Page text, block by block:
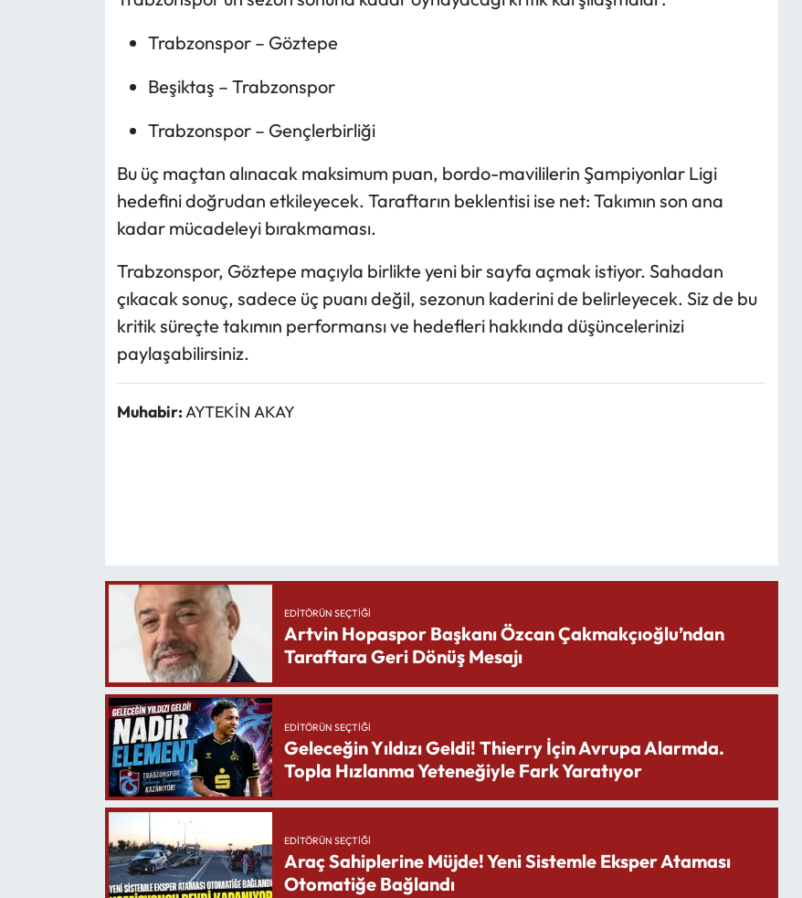
Trabzonspor – Göztepe
Beşiktaş – Trabzonspor
Trabzonspor – Gençlerbirliği
Bu üç maçtan alınacak maksimum puan, bordo-mavililerin Şampiyonlar Ligi
hedefini doğrudan etkileyecek. Taraftarın beklentisi ise net: Takımın son ana
kadar mücadeleyi bırakmaması.
Trabzonspor, Göztepe maçıyla birlikte yeni bir sayfa açmak istiyor. Sahadan
çıkacak sonuç, sadece üç puanı değil, sezonun kaderini de belirleyecek. Siz de bu
kritik süreçte takımın performansı ve hedefleri hakkında düşüncelerinizi
paylaşabilirsiniz.
Muhabir:AYTEKİN AKAY
EDITÖRÜN SEÇTIĞI
Artvin Hopaspor Başkanı Özcan Çakmakçıoğlu’ndan
Taraftara Geri Dönüş Mesajı
EDITÖRÜN SEÇTIĞI
Geleceğin Yıldızı Geldi! Thierry İçin Avrupa Alarmda.
Topla Hızlanma Yeteneğiyle Fark Yaratıyor
EDITÖRÜN SEÇTIĞI
Araç Sahiplerine Müjde! Yeni Sistemle Eksper Ataması
Otomatiğe Bağlandı